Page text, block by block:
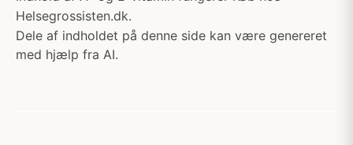
Helsegrossisten.dk.
Dele af indholdet på denne side kan være genereret
med hjælp fra AI.